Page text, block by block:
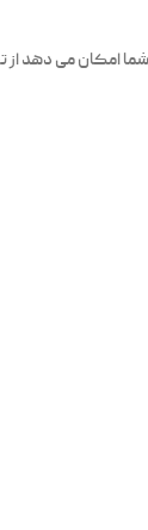
امکان می دهد از